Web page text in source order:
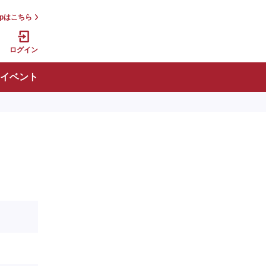
はこちら
ログイン
イベント